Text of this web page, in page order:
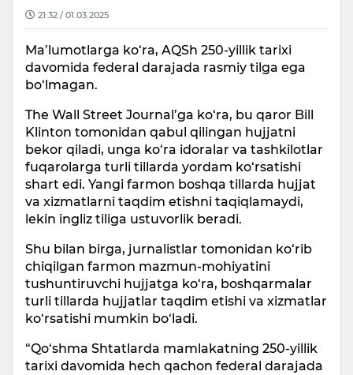
21:32 / 01.03.2025
Ma’lumotlarga ko‘ra, AQSh 250-yillik tarixi
davomida federal darajada rasmiy tilga ega
bo‘lmagan.
The Wall Street Journal’ga ko‘ra, bu qaror Bill
Klinton tomonidan qabul qilingan hujjatni
bekor qiladi, unga ko‘ra idoralar va tashkilotlar
fuqarolarga turli tillarda yordam ko‘rsatishi
shart edi. Yangi farmon boshqa tillarda hujjat
va xizmatlarni taqdim etishni taqiqlamaydi,
lekin ingliz tiliga ustuvorlik beradi.
Shu bilan birga, jurnalistlar tomonidan ko‘rib
chiqilgan farmon mazmun-mohiyatini
tushuntiruvchi hujjatga ko‘ra, boshqarmalar
turli tillarda hujjatlar taqdim etishi va xizmatlar
ko‘rsatishi mumkin bo‘ladi.
“Qo‘shma Shtatlarda mamlakatning 250-yillik
tarixi davomida hech qachon federal darajada